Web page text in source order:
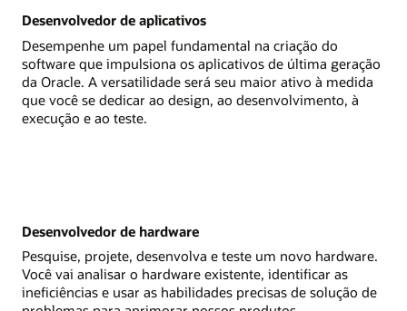
Desenvolvedor de aplicativos
Desempenhe um papel fundamental na criação do
software que impulsiona os aplicativos de última geração
da Oracle. A versatilidade será seu maior ativo à medida
que você se dedicar ao design, ao desenvolvimento, à
execução e ao teste.
Desenvolvedor de hardware
Pesquise, projete, desenvolva e teste um novo hardware.
Você vai analisar o hardware existente, identificar as
ineficiências e usar as habilidades precisas de solução de